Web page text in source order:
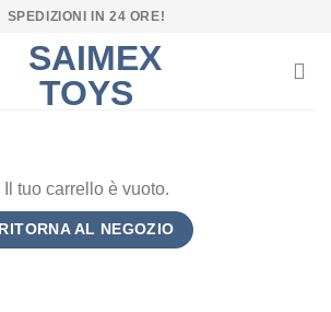
SPEDIZIONI IN 24 ORE!
Il tuo carrello è vuoto.
RITORNA AL NEGOZIO